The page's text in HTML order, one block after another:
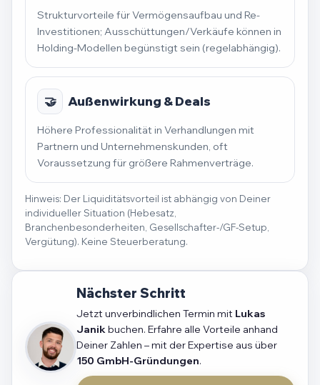
Strukturvorteile für Vermögensaufbau und Re-
Investitionen; Ausschüttungen/Verkäufe können in
Holding-Modellen begünstigt sein (regelabhängig).
🤝 Außenwirkung & Deals
Höhere Professionalität in Verhandlungen mit
Partnern und Unternehmenskunden, oft
Voraussetzung für größere Rahmenverträge.
Hinweis: Der Liquiditätsvorteil ist abhängig von Deiner
individueller Situation (Hebesatz,
Branchenbesonderheiten, Gesellschafter-/GF-Setup,
Vergütung). Keine Steuerberatung.
Nächster Schritt
Jetzt unverbindlichen Termin mit Lukas
Janikbuchen. Erfahre alle Vorteile anhand
Deiner Zahlen – mit der Expertise aus über
150 GmbH-Gründungen.